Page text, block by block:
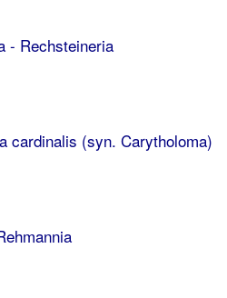
- Rechsteineria
cardinalis (syn. Carytholoma)